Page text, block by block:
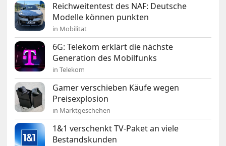
Reichweitentest des NAF: Deutsche
Modelle können punkten
in Mobilität
6G: Telekom erklärt die nächste
Generation des Mobilfunks
in Telekom
Gamer verschieben Käufe wegen
Preisexplosion
in Marktgeschehen
1&1 verschenkt TV-Paket an viele
Bestandskunden